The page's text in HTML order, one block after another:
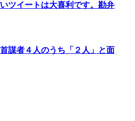
ツイートは大喜利です。勘弁
謀者４人のうち「２人」と面